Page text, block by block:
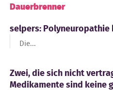
Dauerbrenner
selpers: Polyneuropathie
Die...
Zwei, die sich nicht
Medikamente sind keine